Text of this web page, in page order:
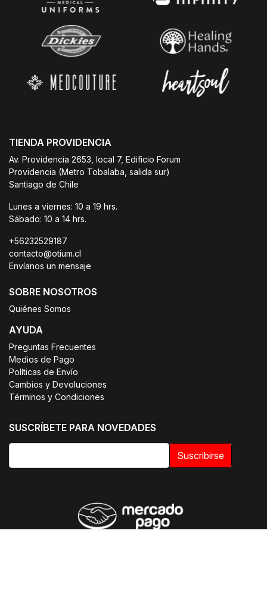
TIENDA PROVIDENCIA
Av. Providencia 2653, local 7, Edificio Forum
Providencia (Metro Tobalaba, salida sur)
Santiago de Chile
Lunes a viernes: 10 a 19 hrs.
Sábado: 10 a 14 hrs.
+56232529187
contacto@otium.cl
Envíanos un mensaje
SOBRE NOSOTROS
Quiénes Somos
AYUDA
Preguntas Frecuentes
Medios de Pago
Políticas de Envío
Cambios y Devoluciones
Términos y Condiciones
SUSCRÍBETE PARA NOVEDADES
Suscribirse